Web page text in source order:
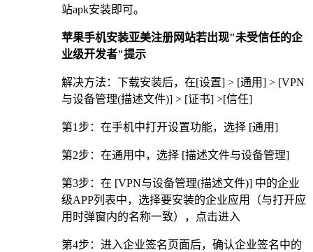
站apk安装即可。
苹果手机安装亚美注册网站若出现"未受信任的企
业级开发者"提示
解决方法：下载安装后，在[设置] > [通用] > [VPN
与设备管理(描述文件)] > [证书] >[信任]
第1步：在手机中打开设置功能，选择 [通用]
第2步：在通用中，选择 [描述文件与设备管理]
第3步：在 [VPN与设备管理(描述文件)] 中的企业
级APP列表中，选择要安装的企业应用（与打开应
用时弹窗内的名称一致），点击进入
第4步：进入企业签名页面后，确认企业签名中的